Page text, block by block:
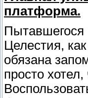
платформа.
Пытавшегося
Целестия,
обязана
просто